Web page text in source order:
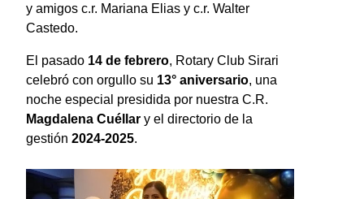
y amigos c.r. Mariana Elias y c.r. Walter
Castedo.
El pasado 14 de febrero, Rotary Club Sirari
celebró con orgullo su 13° aniversario, una
noche especial presidida por nuestra C.R.
Magdalena Cuéllar y el directorio de la
gestión 2024-2025.